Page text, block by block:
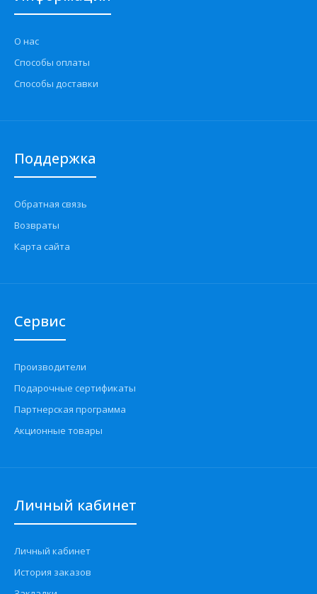
О нас
Способы оплаты
Способы доставки
Поддержка
Обратная связь
Возвраты
Карта сайта
Сервис
Производители
Подарочные сертификаты
Партнерская программа
Акционные товары
Личный кабинет
Личный кабинет
История заказов